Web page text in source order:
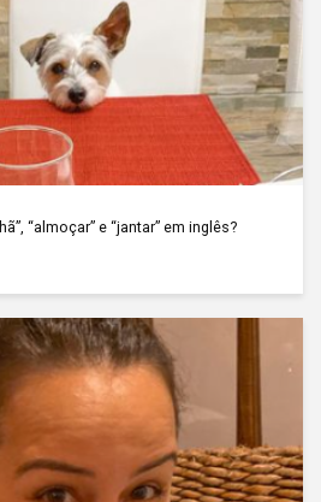
“almoçar” e “jantar” em inglês?